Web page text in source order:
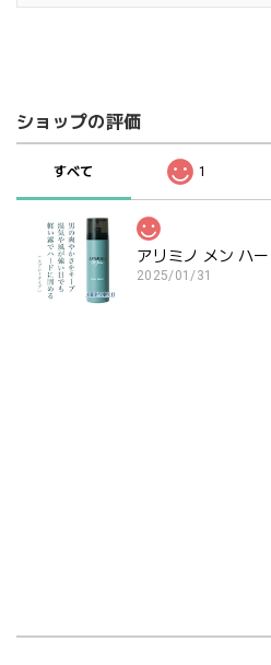
ショップの評価
すべて 1
アリミノ メン ハ
2025/01/31